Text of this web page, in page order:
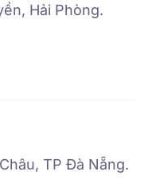
Hải Phòng.
TP Đà Nẵng.